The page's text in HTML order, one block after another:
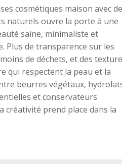
cosmétiques maison avec
naturels ouvre la porte à une
saine, minimaliste et
Plus de transparence sur les
de déchets, et des
qui respectent la peau et la
beurres végétaux,
et conservateurs
créativité prend place dans la